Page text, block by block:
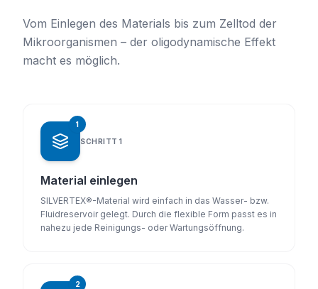
Vom Einlegen des Materials bis zum Zelltod der
Mikroorganismen – der oligodynamische Effekt
macht es möglich.
1
SCHRITT 1
Material einlegen
SILVERTEX®-Material wird einfach in das Wasser- bzw.
Fluidreservoir gelegt. Durch die flexible Form passt es in
nahezu jede Reinigungs- oder Wartungsöffnung.
2